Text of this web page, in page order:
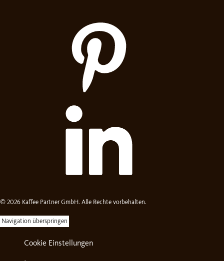
© 2026 Kaffee Partner GmbH. Alle Rechte vorbehalten.
Navigation überspringen
Cookie Einstellungen